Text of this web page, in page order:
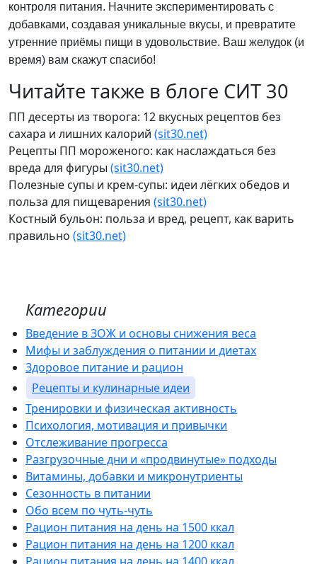
контроля питания. Начните экспериментировать с
добавками, создавая уникальные вкусы, и превратите
утренние приёмы пищи в удовольствие. Ваш желудок (и
время) вам скажут спасибо!
Читайте также в блоге СИТ 30
ПП десерты из творога: 12 вкусных рецептов без
сахара и лишних калорий (sit30.net)
Рецепты ПП мороженого: как наслаждаться без
вреда для фигуры (sit30.net)
Полезные супы и крем-супы: идеи лёгких обедов и
польза для пищеварения (sit30.net)
Костный бульон: польза и вред, рецепт, как варить
правильно (sit30.net)
Категории
Введение в ЗОЖ и основы снижения веса
Мифы и заблуждения о питании и диетах
Здоровое питание и рацион
Рецепты и кулинарные идеи
Тренировки и физическая активность
Психология, мотивация и привычки
Отслеживание прогресса
Разгрузочные дни и «продвинутые» подходы
Витамины, добавки и микронутриенты
Сезонность в питании
Обо всем по чуть-чуть
Рацион питания на день на 1500 ккал
Рацион питания на день на 1200 ккал